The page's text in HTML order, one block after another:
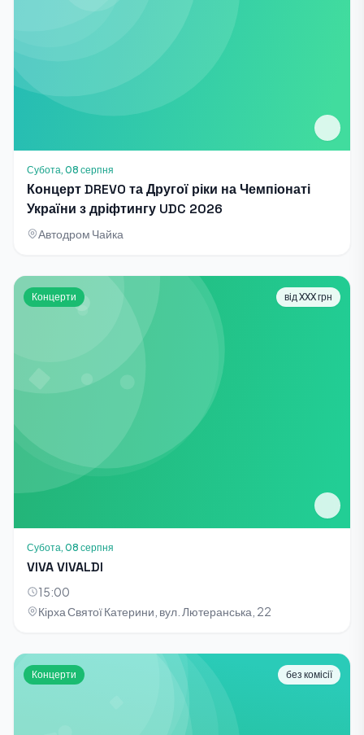
Субота, 08 серпня
Концерт DREVO та Другої ріки на Чемпіонаті
України з дріфтингу UDC 2026
Автодром Чайка
Концерти від XXX грн
Субота, 08 серпня
VIVA VIVALDI
15:00
Кірха Святої Катерини, вул. Лютеранська, 22
Концерти без комісії